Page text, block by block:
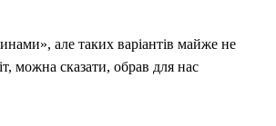
але таких варіантів майже не
можна сказати, обрав для нас